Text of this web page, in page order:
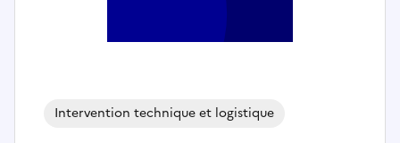
Intervention technique et logistique